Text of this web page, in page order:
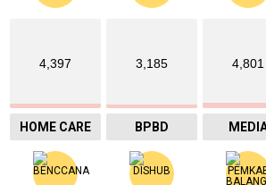
4,397
HOME CARE
3,185
BPBD
4,801